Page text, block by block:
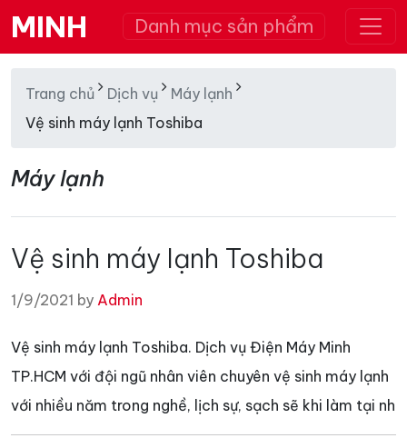
MINH Danh mục sản phẩm
Trang chủ Dịch vụ
Máy lạnh
Vệ sinh máy lạnh Toshiba
Máy lạnh
Vệ sinh máy lạnh Toshiba
1/9/2021 by Admin
Vệ sinh máy lạnh Toshiba. Dịch vụ Điện Máy Minh
TP.HCM với đội ngũ nhân viên chuyên vệ sinh máy lạnh
với nhiều năm trong nghề, lịch sự, sạch sẽ khi làm tại nh